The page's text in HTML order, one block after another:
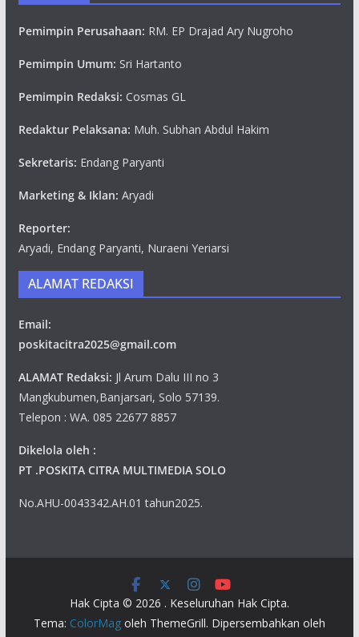
Pemimpin Perusahaan: RM. EP Drajad Ary Nugroho
Pemimpin Umum: Sri Hartanto
Pemimpin Redaksi: Cosmas GL
Redaktur Pelaksana: Muh. Subhan Abdul Hakim
Sekretaris: Endang Paryanti
Marketing & Iklan: Aryadi
Reporter:
Aryadi, Endang Paryanti, Nuraeni Yeriarsi
ALAMAT REDAKSI
Email:
poskitacitra2025@gmail.com
ALAMAT Redaksi: Jl Arum Dalu III no 3
Mangkubumen,Banjarsari, Solo 57139.
Telepon : WA. 085 22677 8857
Dikelola oleh :
PT .POSKITA CITRA MULTIMEDIA SOLO
No.AHU-0043342.AH.01 tahun2025.
Hak Cipta © 2026 . Keseluruhan Hak Cipta.
Tema: ColorMagoleh ThemeGrill. Dipersembahkan oleh